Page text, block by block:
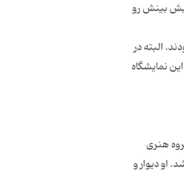
کلیمت حدود سال 1905 به‌بعد، بیش از پیش بینش رو
البته در
این نمایشگاه
هنری
او دیوار و